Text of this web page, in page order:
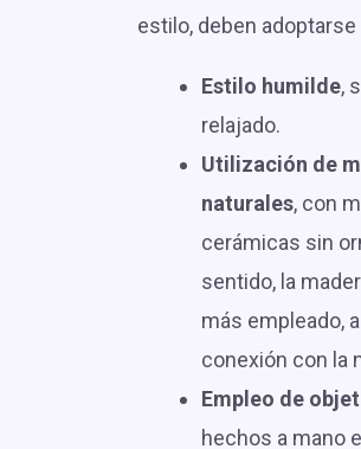
estilo, deben
Estilo humilde,
relajado.
Utilización de
naturales, con
cerámicas sin
sentido, la
más empleado,
conexión con la
Empleo de
hechos a mano